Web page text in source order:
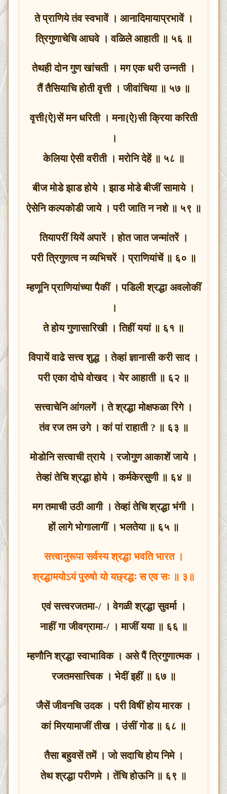
ते प्राणिये तंव स्वभावें । आनादिमायाप्रभावें ।
त्रिगुणाचेचि आघवे । वळिले आहाती ॥ ५६ ॥
तेथही दोन गुण खांचती । मग एक धरी उन्नती ।
तैं तैसियाचि होती वृत्ती । जीवांचिया ॥ ५७ ॥
वृत्ती{ऐ}सें मन धरिती । मना{ऐ}सी क्रिया करिती
।
केलिया ऐसी वरीती । मरोनि देहें ॥ ५८ ॥
बीज मोडे झाड होये । झाड मोडे बीजीं सामाये ।
ऐसेनि कल्पकोडी जाये । परी जाति न नशे ॥ ५९ ॥
तियापरीं यियें अपारें । होत जात जन्मांतरें ।
परी त्रिगुणत्व न व्यभिचरें । प्राणियांचें ॥ ६० ॥
म्हणूनि प्राणियांच्या पैकीं । पडिली श्रद्धा अवलोकीं
।
ते होय गुणासारिखी । तिहीं ययां ॥ ६१ ॥
विपायें वाढे सत्त्व शुद्ध । तेव्हां ज्ञानासी करी साद ।
परी एका दोघे वोखद । येर आहाती ॥ ६२ ॥
सत्त्वाचेनि आंगलगें । ते श्रद्धा मोक्षफळा रिगे ।
तंव रज तम उगे । कां पां राहाती ? ॥ ६३ ॥
मोडोनि सत्त्वाची त्राये । रजोगुण आकाशें जाये ।
तेव्हां तेचि श्रद्धा होये । कर्मकेरसुणी ॥ ६४ ॥
मग तमाची उठी आगी । तेव्हां तेचि श्रद्धा भंगी ।
हों लागे भोगालागीं । भलतेया ॥ ६५ ॥
सत्त्वानुरूपा सर्वस्य श्रद्धा भवति भारत ।
श्रद्धामयोऽयं पुरुषो यो यछ्रद्धः स एव सः ॥ ३॥
एवं सत्त्वरजतमा-/ । वेगळी श्रद्धा सुवर्मा ।
नाहीं गा जीवग्रामा-/ । माजीं यया ॥ ६६ ॥
म्हणौनि श्रद्धा स्वाभाविक । असे पैं त्रिगुणात्मक ।
रजतमसात्त्विक । भेदीं इहीं ॥ ६७ ॥
जैसें जीवनचि उदक । परी विषीं होय मारक ।
कां मिरयामाजीं तीख । उंसीं गोड ॥ ६८ ॥
तैसा बहुवसें तमें । जो सदाचि होय निमे ।
तेथ श्रद्धा परीणमे । तेंचि होऊनि ॥ ६९ ॥